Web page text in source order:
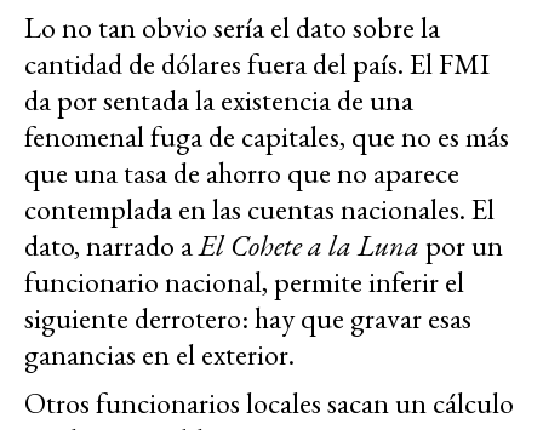
Lo no tan obvio sería el dato sobre la
cantidad de dólares fuera del país. El FMI
da por sentada la existencia de una
fenomenal fuga de capitales, que no es más
que una tasa de ahorro que no aparece
contemplada en las cuentas nacionales. El
dato, narrado aEl Cohete a la Luna por un
funcionario nacional, permite inferir el
siguiente derrotero: hay que gravar esas
ganancias en el exterior.
Otros funcionarios locales sacan un cálculo